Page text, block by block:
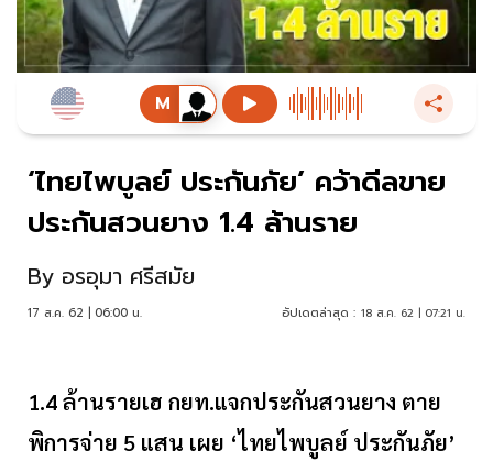
‘ไทยไพบูลย์ ประกันภัย’ คว้าดีลขาย
ประกันสวนยาง 1.4 ล้านราย
By อรอุมา ศรีสมัย
17 ส.ค. 62 | 06:00 น. อัปเดตล่าสุด : 18 ส.ค. 62 | 07:21 น.
1.4 ล้านรายเฮ กยท.แจกประกันสวนยาง ตาย
พิการจ่าย 5 แสน เผย ‘ไทยไพบูลย์ ประกันภัย’